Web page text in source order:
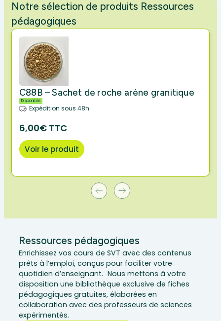
Notre sélection de produits Ressources
pédagogiques
C88B – Sachet de roche arène granitique
Disponible
Expédition sous 48h
6,00€ TTC
Voir le produit
Ressources pédagogiques
Enrichissez vos cours de SVT avec des contenus
prêts à l’emploi, conçus pour faciliter votre
quotidien d’enseignant. Nous mettons à votre
disposition une bibliothèque exclusive de fiches
pédagogiques gratuites, élaborées en
collaboration avec des professeurs de sciences
expérimentés.